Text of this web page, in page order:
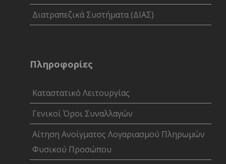
Διατραπεζικά Συστήματα (ΔΙΑΣ)
Πληροφορίες
Καταστατικό Λειτουργίας
Γενικοί Όροι Συναλλαγών
Αίτηση Ανοίγματος Λογαριασμού Πληρωμών
Φυσικού Προσώπου